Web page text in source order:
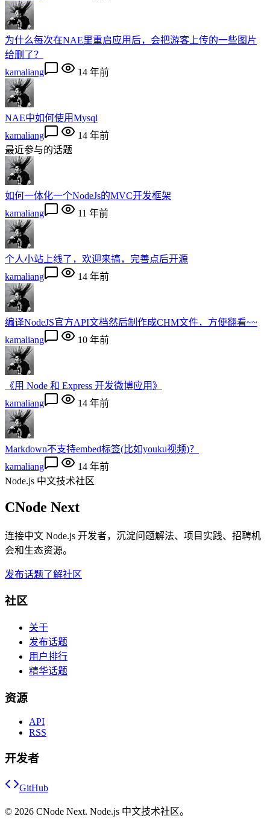
为什么每次在NAE里重启应用后，会把游客上传的一些图片
给删了？
kamaliang
14 年前
NAE中如何使用Mysql
kamaliang
14 年前
最近参与的话题
如何一体化一个NodeJs的MVC开发框架
kamaliang
11 年前
个人小站上线了，欢迎来搞，完善点后开源
kamaliang
14 年前
编译NodeJS官方API文档然后制作成CHM文件，方便翻看~~
kamaliang
10 年前
《用 Node 和 Express 开发微博应用》
kamaliang
14 年前
Markdown不支持embed标签(比如youku视频)？
kamaliang
14 年前
Node.js 中文技术社区
CNode Next
连接中文 Node.js 开发者，沉淀问题解法、项目实践、招聘机
会和生态资源。
发布话题了解社区
社区
关于
发布话题
用户排行
精华话题
资源
API
RSS
开发者
GitHub
© 2026 CNode Next. Node.js 中文技术社区。